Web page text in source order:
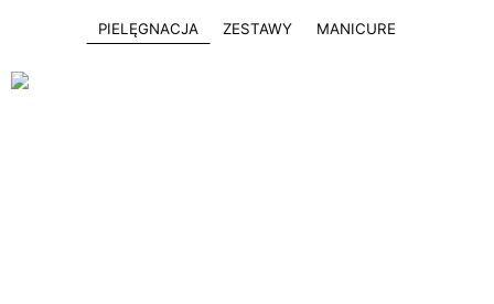
PIELĘGNACJA ZESTAWY MANICURE